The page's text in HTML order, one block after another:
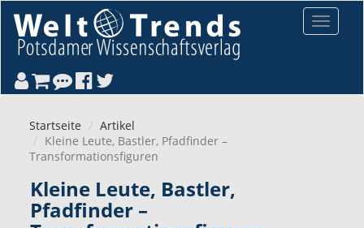
Toggle
Startseite
Artikel
Kleine Leute, Bastler, Pfadfinder –
Transformationsfiguren
Kleine Leute, Bastler,
Pfadfinder –